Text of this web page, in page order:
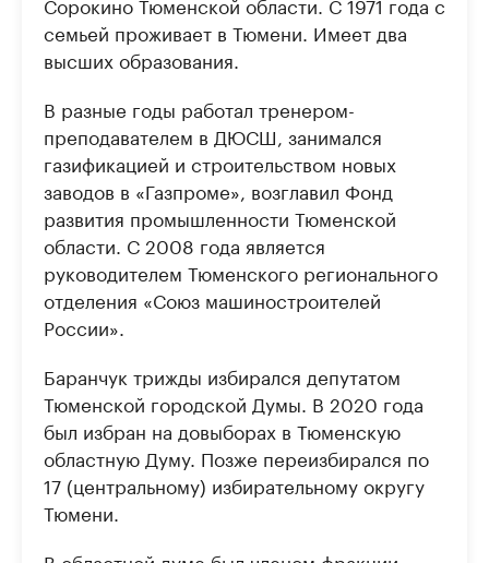
семьей проживает в Тюмени. Имеет два
высших образования.
В разные годы работал тренером-
преподавателем в ДЮСШ, занимался
газификацией и строительством новых
заводов в «Газпроме», возглавил Фонд
развития промышленности Тюменской
области. С 2008 года является
руководителем Тюменского регионального
отделения «Союз машиностроителей
России».
Баранчук трижды избирался депутатом
Тюменской городской Думы. В 2020 года
был избран на довыборах в Тюменскую
областную Думу. Позже переизбирался по
17 (центральному) избирательному округу
Тюмени.